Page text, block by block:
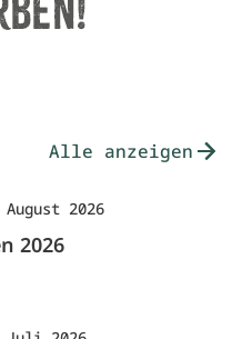
Alle anzeigen
2026
2026